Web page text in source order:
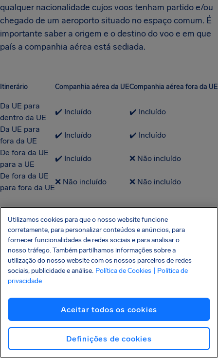
qualquer nacionalidade cujos voos tenham partido e/ou
chegado de um aeroporto situado no espaço comum. É
importante saber a origem e o destino do voo e em que
país a companhia aérea está sediada.
Itinerário Companhia aérea da UECompanhia aérea fora da UE
Da UE para
dentro da UE
✔️ Incluído
✔️ Incluído
Da UE para
fora da UE
✔️ Incluído
✔️ Incluído
De fora da UE
para a UE
✔️ Incluído
❌ Não incluído
De fora da UE
para fora da UE
❌ Não incluído ❌ Não incluído
Quanto posso receber de
indenização por voo
atrasado?
Dependendo da distância do trajeto e do tempo de
atraso na chegada ao destino, você poderá receber até
€600 (ou R$ 2.700) de indenização. Confira na tabela
abaixo as quantias a receber pelo atraso do voo, de
acordo com a legislação europeia.
Utilizamos cookies para que o nosso website funcione
corretamente, para personalizar conteúdos e anúncios, para
fornecer funcionalidades de redes sociais e para analisar o
nosso tráfego. Também partilhamos informações sobre a
utilização do nosso website com os nossos parceiros de redes
sociais, publicidade e análise. Política de Cookies
| Política de
privacidade
Aceitar todos os cookies
Definições de cookies